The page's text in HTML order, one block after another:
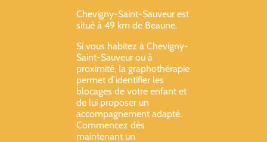
Chevigny-Saint-Sauveur est
situé à 49 km de Beaune.
Si vous habitez à Chevigny-
Saint-Sauveur ou à
proximité, la graphothérapie
permet d’identifier les
blocages de votre enfant et
de lui proposer un
accompagnement adapté.
Commencez dès
maintenant un